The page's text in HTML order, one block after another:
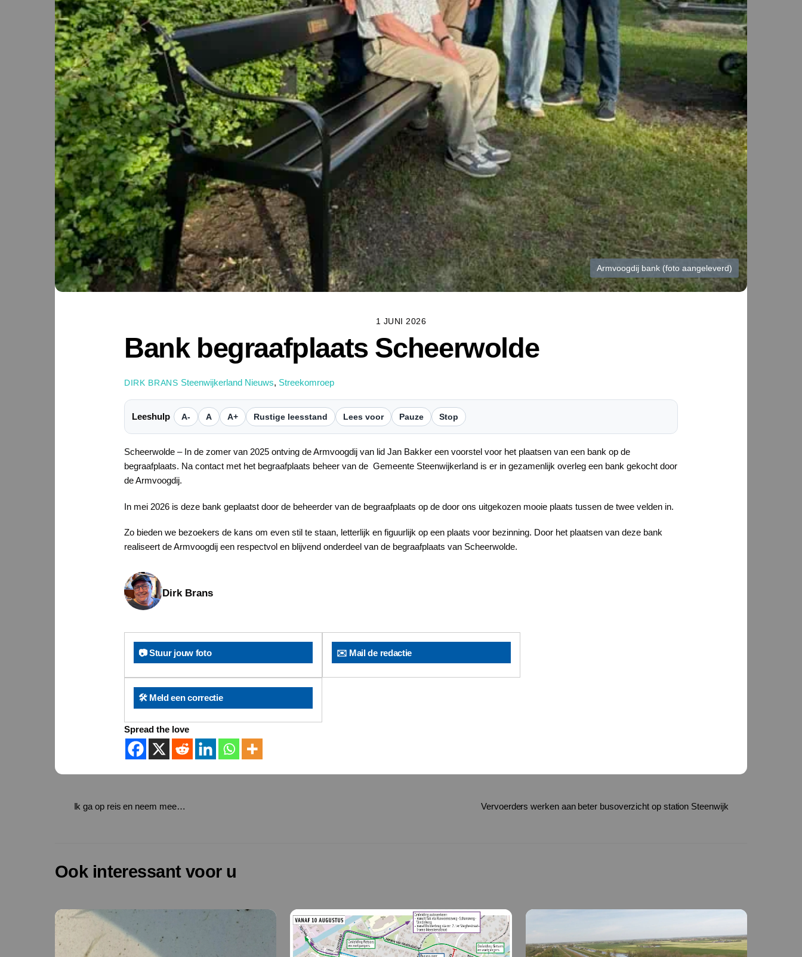
Armvoogdij bank (foto aangeleverd)
1 JUNI 2026
Bank begraafplaats Scheerwolde
DIRK BRANS Steenwijkerland Nieuws, Streekomroep
Leeshulp A- A A+ Rustige leesstand Lees voor Pauze Stop
Scheerwolde – In de zomer van 2025 ontving de Armvoogdij van lid Jan Bakker een voorstel voor het plaatsen van een bank op de
begraafplaats. Na contact met het begraafplaats beheer van de Gemeente Steenwijkerland is er in gezamenlijk overleg een bank gekocht door
de Armvoogdij.
In mei 2026 is deze bank geplaatst door de beheerder van de begraafplaats op de door ons uitgekozen mooie plaats tussen de twee velden in.
Zo bieden we bezoekers de kans om even stil te staan, letterlijk en figuurlijk op een plaats voor bezinning. Door het plaatsen van deze bank
realiseert de Armvoogdij een respectvol en blijvend onderdeel van de begraafplaats van Scheerwolde.
Dirk Brans
📷 Stuur jouw foto ✉️ Mail de redactie
🛠️ Meld een correctie
Spread the love
Ik ga op reis en neem mee… Vervoerders werken aan beter busoverzicht op station Steenwijk
Ook interessant voor u